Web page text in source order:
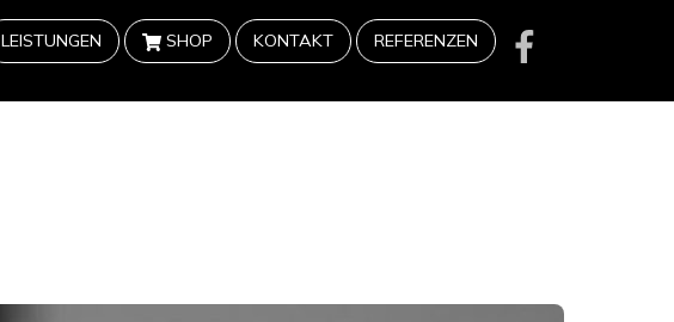
LEISTUNGEN SHOP KONTAKT REFERENZEN